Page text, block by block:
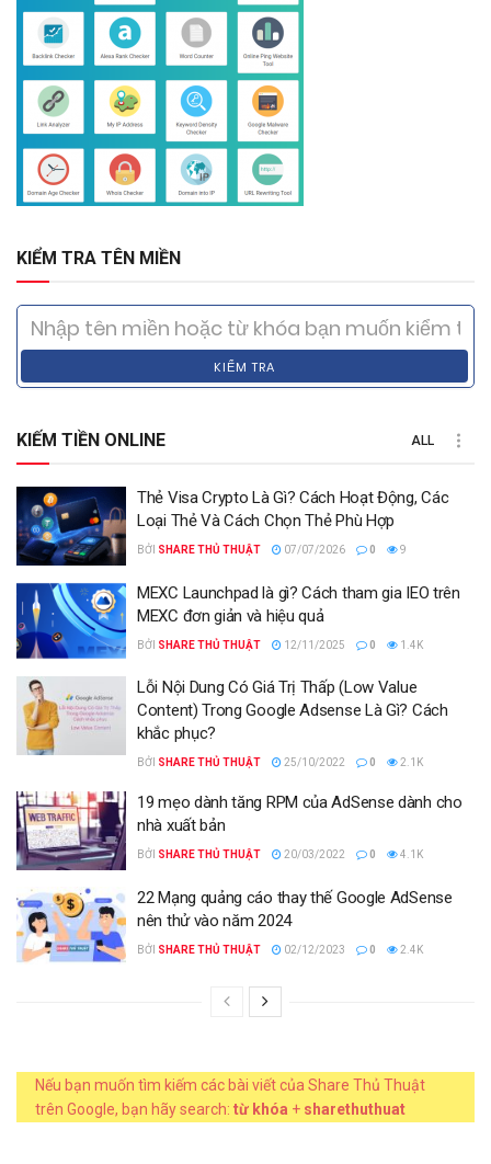
KIỂM TRA TÊN MIỀN
KIỂM TRA
KIẾM TIỀN ONLINE ALL
Thẻ Visa Crypto Là Gì? Cách Hoạt Động, Các
Loại Thẻ Và Cách Chọn Thẻ Phù Hợp
BỞI SHARE THỦ THUẬT 07/07/2026 0 9
MEXC Launchpad là gì? Cách tham gia IEO trên
MEXC đơn giản và hiệu quả
BỞI SHARE THỦ THUẬT 12/11/2025 0 1.4K
Lỗi Nội Dung Có Giá Trị Thấp (Low Value
Content) Trong Google Adsense Là Gì? Cách
khắc phục?
BỞI SHARE THỦ THUẬT 25/10/2022 0 2.1K
19 mẹo dành tăng RPM của AdSense dành cho
nhà xuất bản
BỞI SHARE THỦ THUẬT 20/03/2022 0 4.1K
22 Mạng quảng cáo thay thế Google AdSense
nên thử vào năm 2024
BỞI SHARE THỦ THUẬT 02/12/2023 0 2.4K
Nếu bạn muốn tìm kiếm các bài viết của Share Thủ Thuật
trên Google, bạn hãy search: từ khóa + sharethuthuat